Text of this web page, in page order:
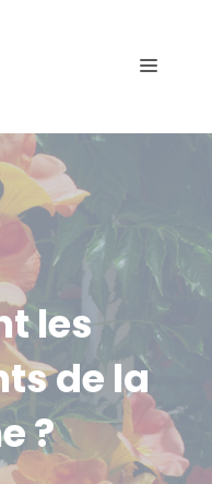
Menu
les
de la
?